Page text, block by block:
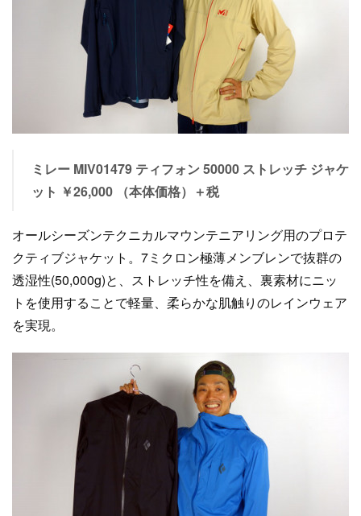
ミレー MIV01479 ティフォン 50000 ストレッチ ジャケ
ット ￥26,000 （本体価格）＋税
オールシーズンテクニカルマウンテニアリング用のプロテ
クティブジャケット。7ミクロン極薄メンブレンで抜群の
透湿性(50,000g)と、ストレッチ性を備え、裏素材にニッ
トを使用することで軽量、柔らかな肌触りのレインウェア
を実現。